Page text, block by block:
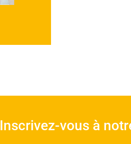
Inscrivez-vous à